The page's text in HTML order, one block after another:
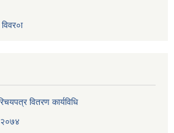
वितरण कार्यविधि
२०७४